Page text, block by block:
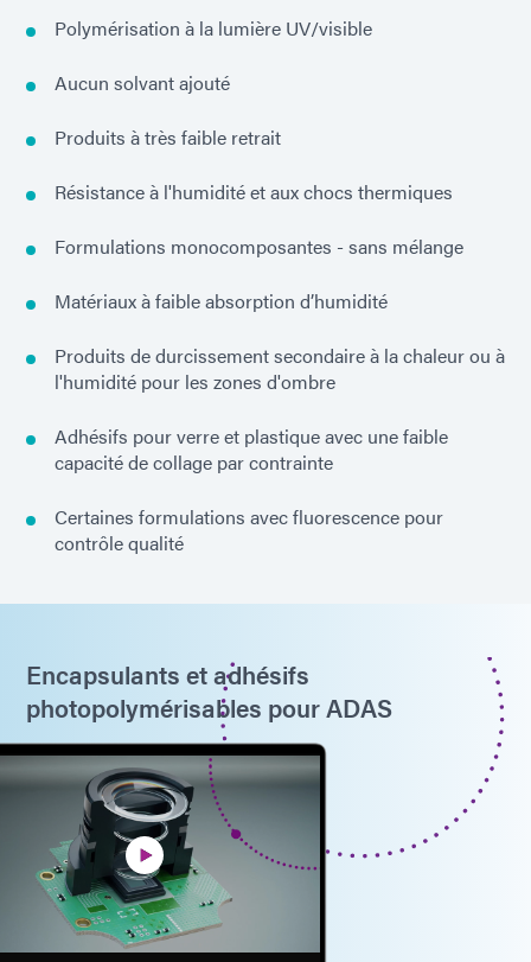
Polymérisation à la lumière UV/visible
Aucun solvant ajouté
Produits à très faible retrait
Résistance à l'humidité et aux chocs thermiques
Formulations monocomposantes - sans mélange
Matériaux à faible absorption d’humidité
Produits de durcissement secondaire à la chaleur ou à
l'humidité pour les zones d'ombre
Adhésifs pour verre et plastique avec une faible
capacité de collage par contrainte
Certaines formulations avec fluorescence pour
contrôle qualité
Encapsulants et adhésifs
photopolymérisables pour ADAS